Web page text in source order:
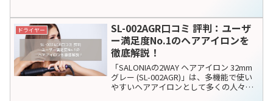
MS-31N口コミ 評判｜自宅でサロ
ン並みの頭皮マッサージ！効果と
レビュー
ヤーマンの「頭皮マッサージ myse ミー
ゼ ニードルヘッドスパリフト MS-31N」
は、自宅で簡単にサロン並みの頭皮ケア
ができると話題の商品です。特に、頭皮